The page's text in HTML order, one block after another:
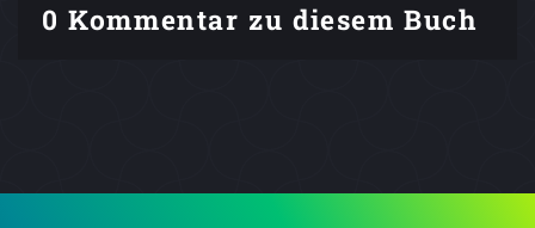
0 Kommentar zu diesem Buch